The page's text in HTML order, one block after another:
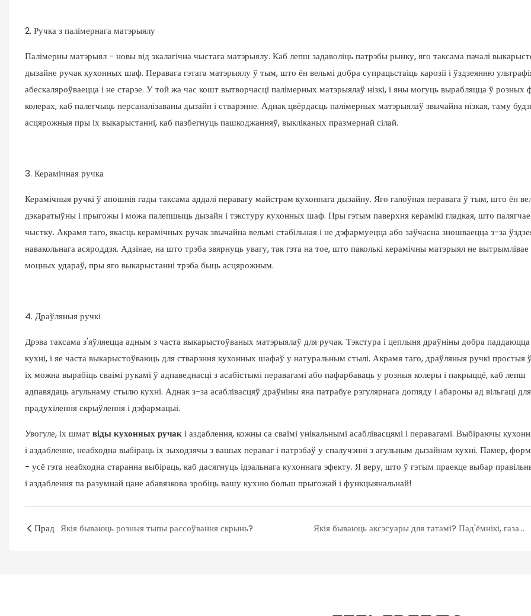
2. Ручка з палімернага матэрыялу
Палімерны матэрыял - новы від экалагічна чыстага матэрыялу. Каб лепш задаволіць патрэбы рынку, яго таксама пачалі
дызайне ручак кухонных шаф. Перавага гэтага матэрыялу ў тым, што ён вельмі добра супрацьстаіць карозіі і ўздзеянню
абескаляроўваецца і не старэе. У той жа час кошт вытворчасці палімерных матэрыялаў нізкі, і яны могуць вырабляцца ў розных
колерах, каб палегчыць персаналізаваны дызайн і стварэнне. Аднак цвёрдасць палімерных матэрыялаў звычайна нізкая, таму
асцярожныя пры іх выкарыстанні, каб пазбегнуць пашкоджанняў, выкліканых празмернай сілай.
3. Керамічная ручка
Керамічныя ручкі ў апошнія гады таксама аддалі перавагу майстрам кухоннага дызайну. Яго галоўная перавага ў тым, што ён
дэкаратыўны і прыгожы і можа палепшыць дызайн і тэкстуру кухонных шаф. Пры гэтым паверхня керамікі гладкая, што
чыстку. Акрамя таго, якасць керамічных ручак звычайна вельмі стабільная і не дэфармуецца або заўчасна зношваецца з-за
навакольнага асяроддзя. Адзінае, на што трэба звярнуць увагу, так гэта на тое, што паколькі керамічны матэрыял не вытрымлівае
моцных удараў, пры яго выкарыстанні трэба быць асцярожным.
4. Драўляныя ручкі
Дрэва таксама з'яўляецца адным з часта выкарыстоўваных матэрыялаў для ручак. Тэкстура і цеплыня драўніны добра
кухні, і яе часта выкарыстоўваюць для стварэння кухонных шафаў у натуральным стылі. Акрамя таго, драўляныя ручкі простыя
іх можна вырабіць сваімі рукамі ў адпаведнасці з асабістымі перавагамі або пафарбаваць у розныя колеры і пакрыццё, каб лепш
адпавядаць агульнаму стылю кухні. Аднак з-за асаблівасцяў драўніны яна патрабуе рэгулярнага догляду і абароны ад вільгаці для
прадухілення скрыўлення і дэфармацыі.
Увогуле, іх шматвіды кухонных ручакі аздаблення, кожны са сваімі унікальнымі асаблівасцямі і перавагамі. Выбіраючы
і аздабленне, неабходна выбіраць іх зыходзячы з вашых пераваг і патрэбаў у спалучэнні з агульным дызайнам кухні. Памер,
- усё гэта неабходна старанна выбіраць, каб дасягнуць ідэальнага кухоннага эфекту. Я веру, што ў гэтым праекце выбар
і аздаблення па разумнай цане абавязкова зробіць вашу кухню больш прыгожай і функцыянальнай!
Прад Якія бываюць розныя тыпы рассоўвання скрынь? Якія бываюць аксэсуары для татамі? Пад'ёмнікі, газавыя стойкі і ручкі